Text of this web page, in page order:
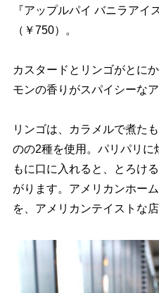
『アップルパイ バニラアイ
（￥750）。
カスタードとリンゴがとに
モンの香りがスパイシーなア
リンゴは、カラメルで煮た
のの2種を使用。パリパリに
もに口に入れると、とろけ
がります。アメリカンホー
を、アメリカンテイストな